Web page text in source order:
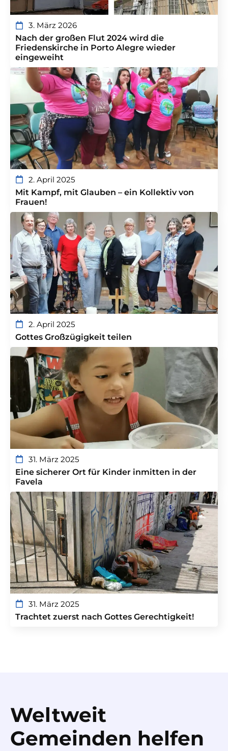
3. März 2026
Nach der großen Flut 2024 wird die
Friedenskirche in Porto Alegre wieder
eingeweiht
2. April 2025
Mit Kampf, mit Glauben – ein Kollektiv von
Frauen!
2. April 2025
Gottes Großzügigkeit teilen
31. März 2025
Eine sicherer Ort für Kinder inmitten in der
Favela
31. März 2025
Trachtet zuerst nach Gottes Gerechtigkeit!
Weltweit
Gemeinden helfen